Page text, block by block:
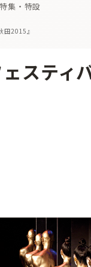
オーケストラの楽
特集・特設
！間違いないオーケ
ケジュール 有料
た な は
田2015』
スティ